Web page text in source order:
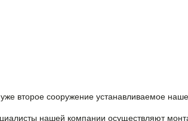
второе сооружение устанавливаемое
нашей компании осуществляют